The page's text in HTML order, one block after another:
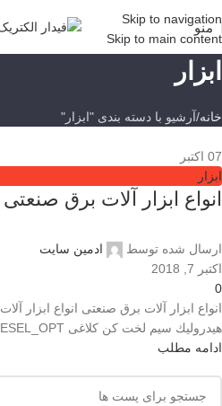
Skip to navigation
Skip to main content
منو
ابزار
خانه آرشیو با دسته بندی "ابزار"
07 اکتبر
ابزار
انواع ابزار آلات برق صنعتی
ارسال شده توسط
ادمین سایت
اکتبر 7, 2018
0
انواع ابزار آلات برق صنعتی انواع ابزار
هيدروليك سيم لخت كن كلاغی VESEL_OPT فاز متر كوچك و بزرگ كا...
ادامه مطلب